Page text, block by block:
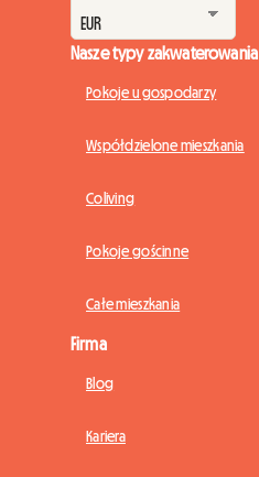
Nasze typy zakwaterowania
Pokoje u gospodarzy
Współdzielone mieszkania
Coliving
Pokoje gościnne
Całe mieszkania
Firma
Blog
Kariera